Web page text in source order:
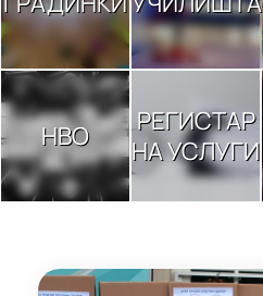
НВО
РЕГИСТАР
НА УСЛУГИ